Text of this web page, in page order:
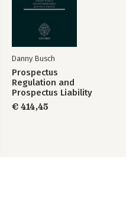
22: The Spanish Banking
23: Banco Espírito Santo:
Portugal, José Engrácia
2007 to-2017, Bas de Jong
Danny Busch
Prospectus
Regulation and
Prospectus Liability
€ 414,45